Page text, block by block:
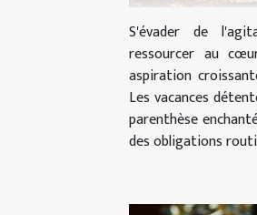
S'évader de
ressourcer au
aspiration
Les vacances
parenthèse
des obligations